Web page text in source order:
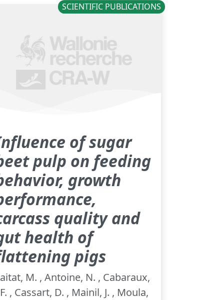
SCIENTIFIC PUBLICATIONS
of sugar
pulp on feeding
growth
quality and
health of
pigs
M. , Antoine, N. , Cabaraux,
, Cassart, D. , Mainil, J. , Moula,